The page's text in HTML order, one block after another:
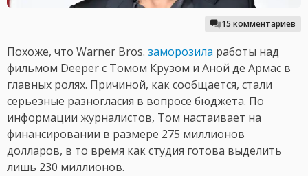
15 комментариев
Похоже, что Warner Bros. заморозила работы над
фильмом Deeper с Томом Крузом и Аной де Армас в
главных ролях. Причиной, как сообщается, стали
серьезные разногласия в вопросе бюджета. По
информации журналистов, Том настаивает на
финансировании в размере 275 миллионов
долларов, в то время как студия готова выделить
лишь 230 миллионов.